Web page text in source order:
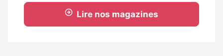
Lire nos magazines